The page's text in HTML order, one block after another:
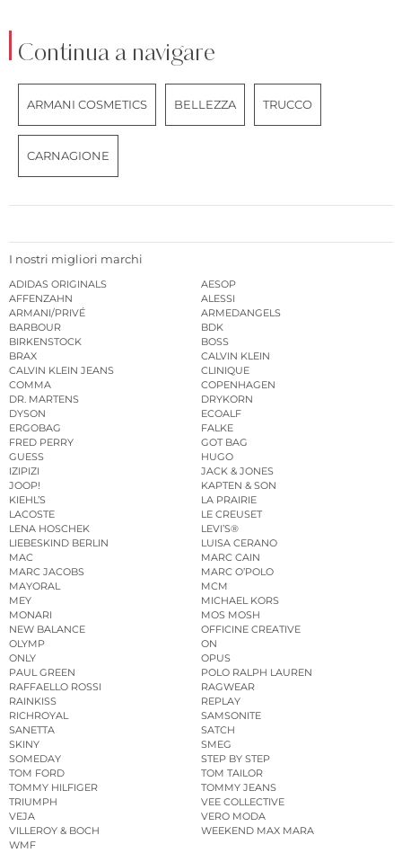
Continua a navigare
ARMANI COSMETICS BELLEZZA TRUCCO
CARNAGIONE
I nostri migliori marchi
ADIDAS ORIGINALS
AESOP
AFFENZAHN
ALESSI
ARMANI/PRIVÉ
ARMEDANGELS
BARBOUR
BDK
BIRKENSTOCK
BOSS
BRAX
CALVIN KLEIN
CALVIN KLEIN JEANS
CLINIQUE
COMMA
COPENHAGEN
DR. MARTENS
DRYKORN
DYSON
ECOALF
ERGOBAG
FALKE
FRED PERRY
GOT BAG
GUESS
HUGO
IZIPIZI
JACK & JONES
JOOP!
KAPTEN & SON
KIEHL’S
LA PRAIRIE
LACOSTE
LE CREUSET
LENA HOSCHEK
LEVI’S®
LIEBESKIND BERLIN
LUISA CERANO
MAC
MARC CAIN
MARC JACOBS
MARC O’POLO
MAYORAL
MCM
MEY
MICHAEL KORS
MONARI
MOS MOSH
NEW BALANCE
OFFICINE CREATIVE
OLYMP
ON
ONLY
OPUS
PAUL GREEN
POLO RALPH LAUREN
RAFFAELLO ROSSI
RAGWEAR
RAINKISS
REPLAY
RICHROYAL
SAMSONITE
SANETTA
SATCH
SKINY
SMEG
SOMEDAY
STEP BY STEP
TOM FORD
TOM TAILOR
TOMMY HILFIGER
TOMMY JEANS
TRIUMPH
VEE COLLECTIVE
VEJA
VERO MODA
VILLEROY & BOCH
WEEKEND MAX MARA
WMF